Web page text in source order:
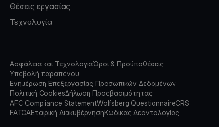
Θέσεις εργασίας
Τεχνολογία
Ασφάλεια και ΤεχνολογίαΌροι & Προϋποθέσεις
Υποβολή παραπόνου
Ενημέρωση Επεξεργασίας Προσωπικών Δεδομένων
Πολιτική CookiesΔήλωση Προσβασιμότητας
AFC Compliance StatementWolfsberg QuestionnaireCRS
FATCAΕταιρική ΔιακυβέρνησηΚώδικας Δεοντολογίας